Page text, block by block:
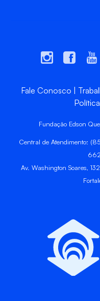
Fale Conosco
Fundação Edson
Central de Atendimento:
Av. Washington Soares,